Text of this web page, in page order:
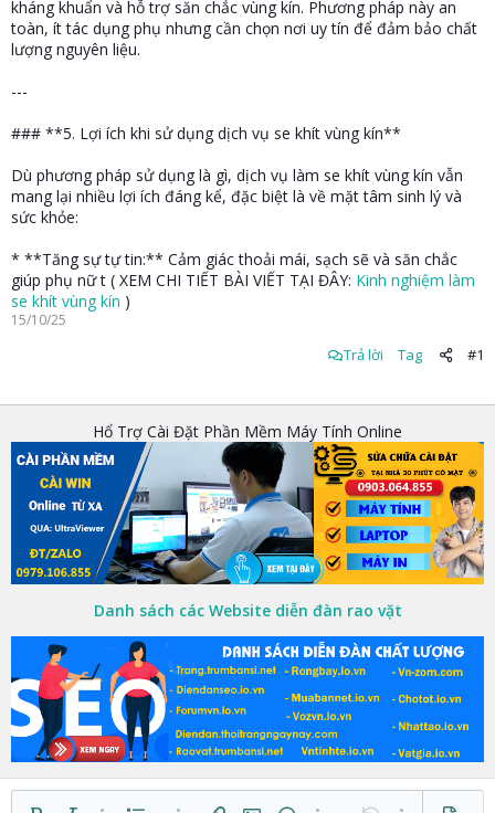
kháng khuẩn và hỗ trợ săn chắc vùng kín. Phương pháp này an
toàn, ít tác dụng phụ nhưng cần chọn nơi uy tín để đảm bảo chất
lượng nguyên liệu.
---
### **5. Lợi ích khi sử dụng dịch vụ se khít vùng kín**
Dù phương pháp sử dụng là gì, dịch vụ làm se khít vùng kín vẫn
mang lại nhiều lợi ích đáng kể, đặc biệt là về mặt tâm sinh lý và
sức khỏe:
* **Tăng sự tự tin:** Cảm giác thoải mái, sạch sẽ và săn chắc
giúp phụ nữ t ( XEM CHI TIẾT BÀI VIẾT TẠI ĐÂY: Kinh nghiệm làm
se khít vùng kín )
15/10/25
Trả lời Tag #1
Hổ Trợ Cài Đặt Phần Mềm Máy Tính Online
Danh sách các Website diễn đàn rao vặt